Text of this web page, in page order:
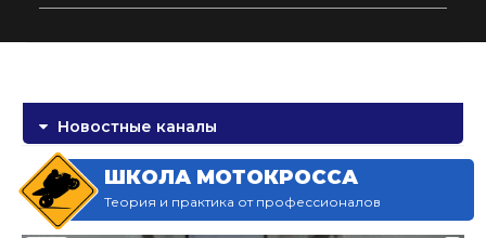
Новостные каналы
ШКОЛА МОТОКРОССА
Теория и практика от профессионалов